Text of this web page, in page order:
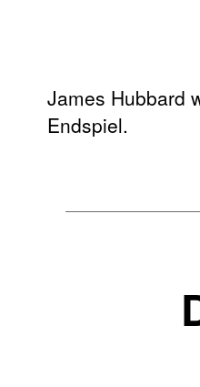
James Hubbard
Endspiel.